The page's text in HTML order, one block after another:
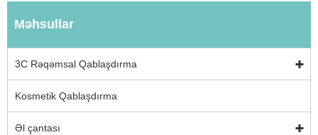
Məhsullar
3C Rəqəmsal Qablaşdırma
Kosmetik Qablaşdırma
Əl çantası